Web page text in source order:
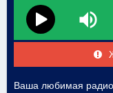
Ваша любимая